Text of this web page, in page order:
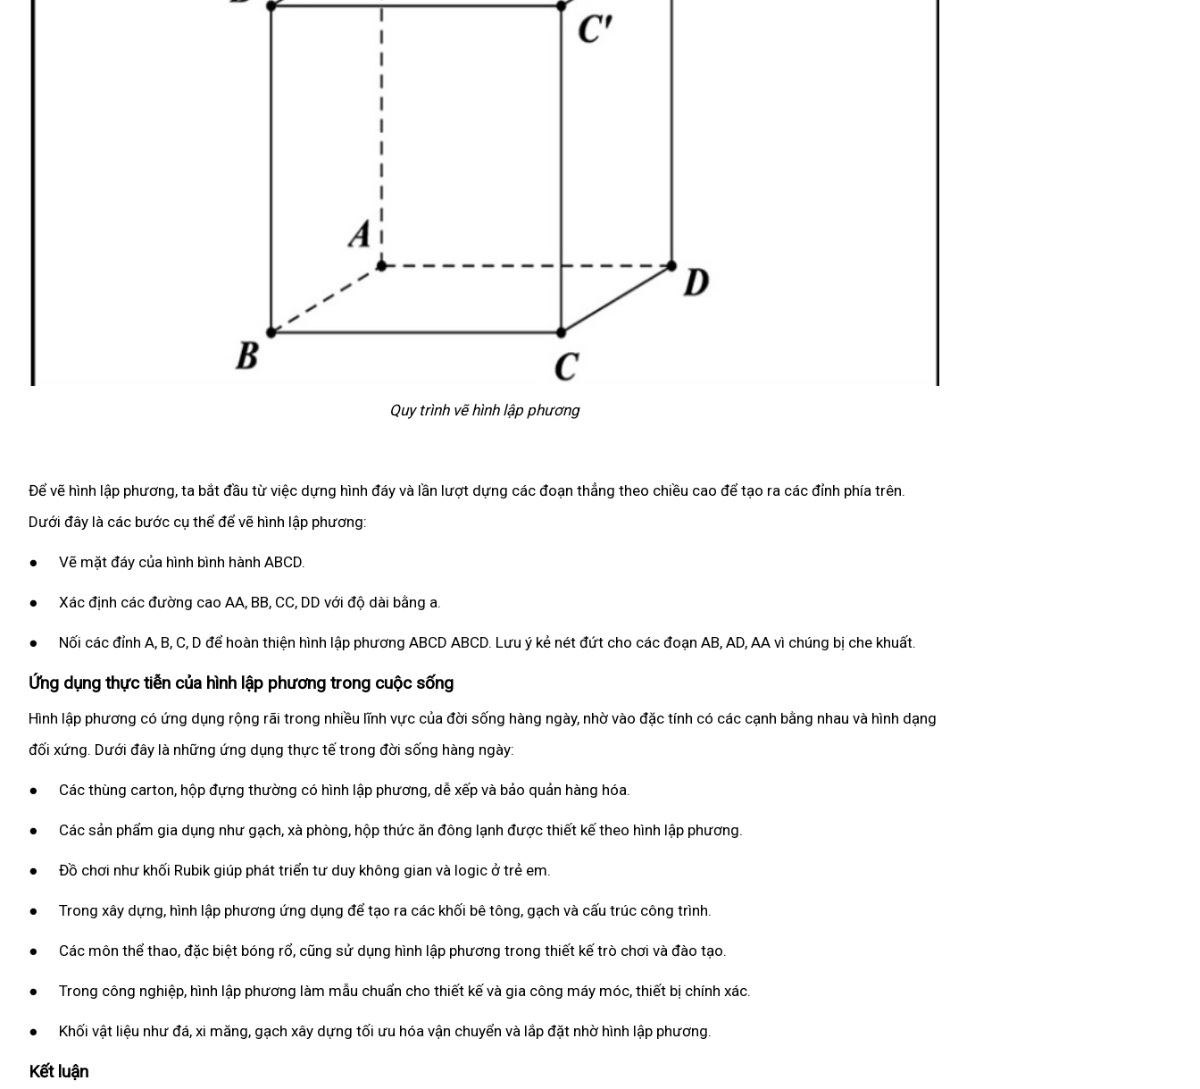
Quy trình vẽ hình lập phương
Để vẽ hình lập phương, ta bắt đầu từ việc dựng hình đáy và lần lượt dựng các đoạn thẳng theo chiều cao để tạo ra các đỉnh phía trên.
Dưới đây là các bước cụ thể để vẽ hình lập phương:
● Vẽ mặt đáy của hình bình hành ABCD.
● Xác định các đường cao AA, BB, CC, DD với độ dài bằng a.
● Nối các đỉnh A, B, C, D để hoàn thiện hình lập phương ABCD ABCD. Lưu ý kẻ nét đứt cho các đoạn AB, AD, AA vì chúng bị che khuất.
Ứng dụng thực tiễn của hình lập phương trong cuộc sống
Hình lập phương có ứng dụng rộng rãi trong nhiều lĩnh vực của đời sống hàng ngày, nhờ vào đặc tính có các cạnh bằng nhau và hình dạng
đối xứng. Dưới đây là những ứng dụng thực tế trong đời sống hàng ngày:
● Các thùng carton, hộp đựng thường có hình lập phương, dễ xếp và bảo quản hàng hóa.
● Các sản phẩm gia dụng như gạch, xà phòng, hộp thức ăn đông lạnh được thiết kế theo hình lập phương.
● Đồ chơi như khối Rubik giúp phát triển tư duy không gian và logic ở trẻ em.
● Trong xây dựng, hình lập phương ứng dụng để tạo ra các khối bê tông, gạch và cấu trúc công trình.
● Các môn thể thao, đặc biệt bóng rổ, cũng sử dụng hình lập phương trong thiết kế trò chơi và đào tạo.
● Trong công nghiệp, hình lập phương làm mẫu chuẩn cho thiết kế và gia công máy móc, thiết bị chính xác.
● Khối vật liệu như đá, xi măng, gạch xây dựng tối ưu hóa vận chuyển và lắp đặt nhờ hình lập phương.
Kết luận